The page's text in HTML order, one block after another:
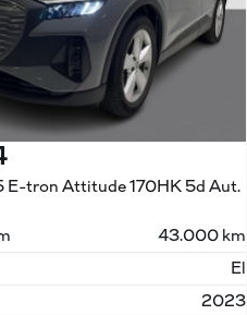
E-tron Attitude 170HK 5d Aut.
43.000 km
El
2023